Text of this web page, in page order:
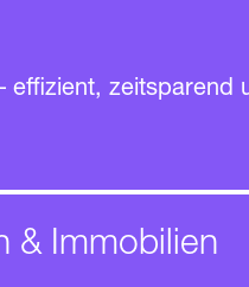
& Immobilien